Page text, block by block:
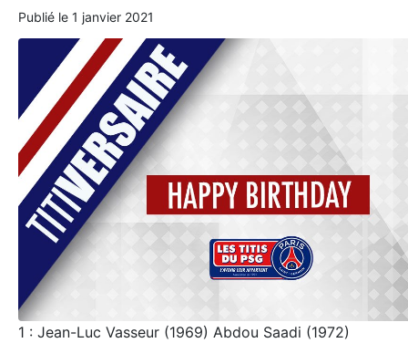
Publié le 1 janvier 2021
1 : Jean-Luc Vasseur (1969) Abdou Saadi (1972)